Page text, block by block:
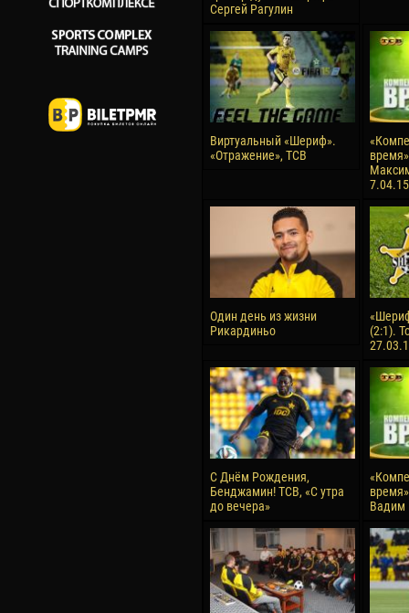
Сергей Рагулин
Виртуальный «Шериф».
«Отражение», ТСВ
7.04.15
Один день из жизни
Рикардиньо
(2:1).
С Днём Рождения,
Бенджамин! ТСВ, «С утра
до вечера»
Вадим